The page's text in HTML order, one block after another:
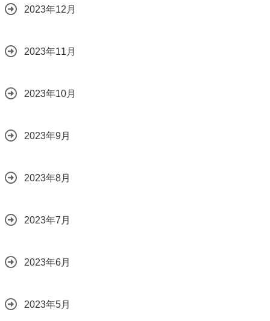
2023年12月
2023年11月
2023年10月
2023年9月
2023年8月
2023年7月
2023年6月
2023年5月